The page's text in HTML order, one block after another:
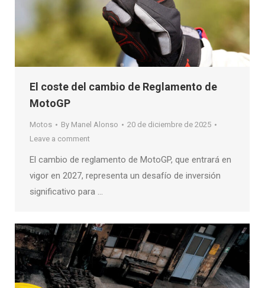
El coste del cambio de Reglamento de
MotoGP
Motos By Manel Alonso
20 de diciembre de 2025
Leave a comment
El cambio de reglamento de MotoGP, que entrará en
vigor en 2027, representa un desafío de inversión
significativo para …